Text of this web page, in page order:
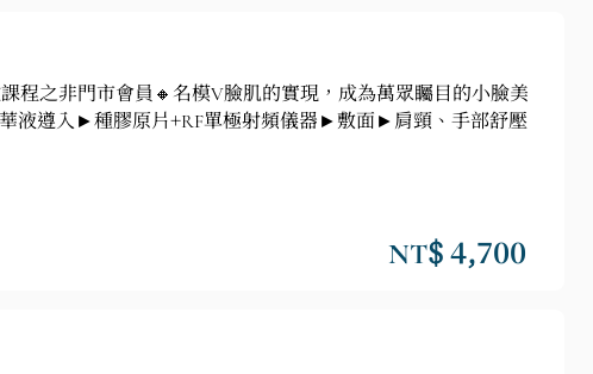
程之非門市會員🔸名模V臉肌的實現，成為萬眾矚目的小臉美
遵入►種膠原片+RF單極射頻儀器►敷面►肩頸、手部舒壓
NT$ 4,700